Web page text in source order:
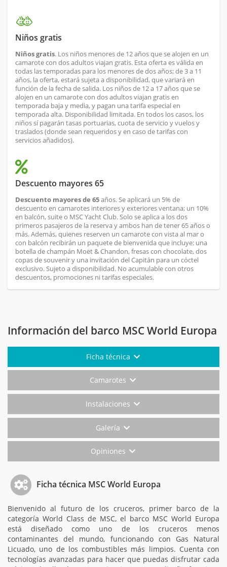
Niños gratis
Niños gratis. Los niños menores de 12 años que se alojen en un
camarote con dos adultos viajan gratis. Esta oferta es válida en
todas las temporadas para los menores de dos años; de 3 a 11
años, la oferta, estará sujeta a disponibilidad, que variará en
función de la fecha de salida. Los niños de 12 a 17 años que se
alojen en un camarote con dos adultos viajan gratis en
temporada baja y media, y pagan una tarifa especial en
temporada alta. Disponibilidad limitada. En todos los casos, los
niños sí pagarán tasas portuarias, cuota de servicio y vuelos y
traslados (donde sean requeridos y en caso de tarifas con
servicios añadidos).
Descuento mayores 65
Descuento mayores de 65años. Se aplicará un 5% de
descuento en camarotes interiores y exteriores ventana; un 10%
en balcón, suite o MSC Yacht Club. Solo se aplica a los dos
primeros pasajeros de la reserva y ambos han de tener 65 años o
más. Además, quienes reserven un camarote con vista al mar o
con balcón recibirán un paquete de bienvenida que incluye: una
botella de champán Moët & Chandon, fresas con chocolate, dos
copas de souvenir y una invitación del Capitán para un cóctel
exclusivo. Sujeto a disponibilidad. No acumulable con otros
descuentos, promociones ni tarifas especiales.
Información del barco MSC World Europa
Ficha técnica
Camarotes
Instalaciones
Galería
Opiniones
Ficha técnica MSC World Europa
Bienvenido al futuro de los cruceros, primer barco de la
categoría World Class de MSC, el barco MSC World Europa
está diseñado como uno de los cruceros menos
contaminantes del mundo, funcionando con Gas Natural
Licuado, uno de los combustibles más limpios. Cuenta con
tecnologías avanzadas para hacer que puedas disfrutar cada